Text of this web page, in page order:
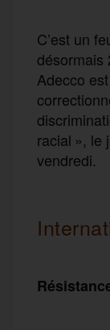
C’est un
désormais
Adecco
racial », le
vendredi.